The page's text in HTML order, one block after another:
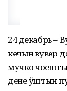
24 декабрь –
кечын вувер
мучко
дене ӱштын